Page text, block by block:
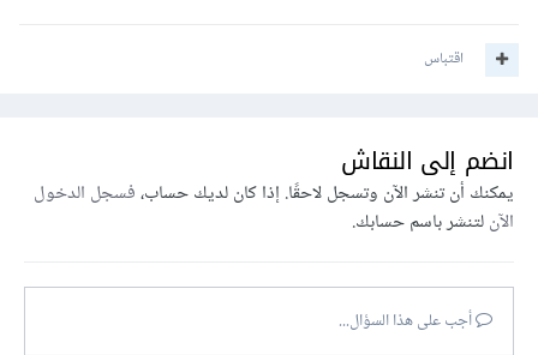
اقتباس
انضم إلى النقاش
يمكنك أن تنشر الآن وتسجل لاحقًا. إذا كان لديك حساب،فسجل الدخول
الآنلتنشر باسم حسابك.
أجب على هذا السؤال...